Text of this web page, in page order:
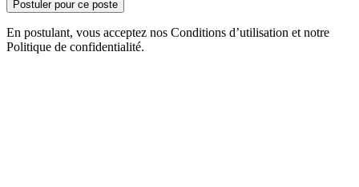
Postuler pour ce poste
En postulant, vous acceptez nos Conditions d’utilisation et notre
Politique de confidentialité.